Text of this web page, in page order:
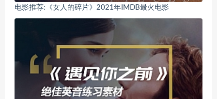
电影推荐:《女人的碎片》2021年IMDB最火电影